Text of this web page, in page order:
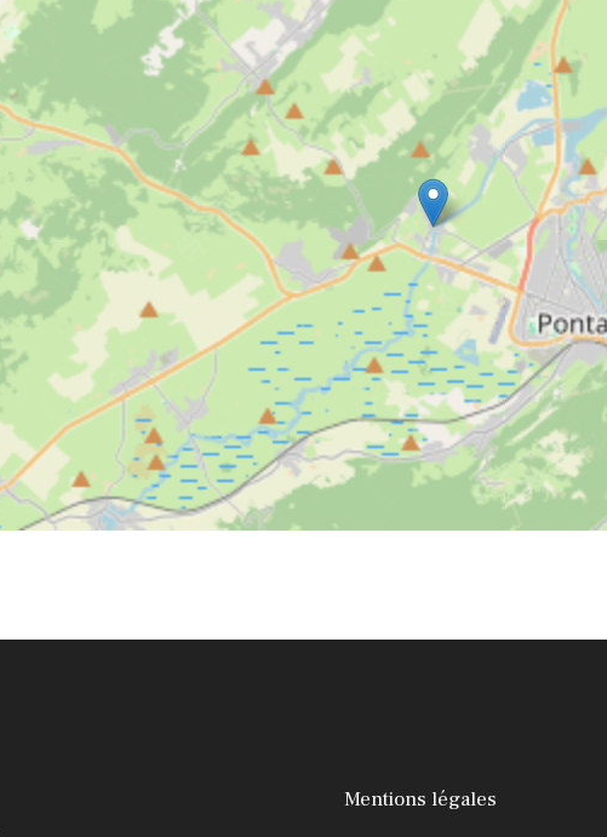
Mentions légales